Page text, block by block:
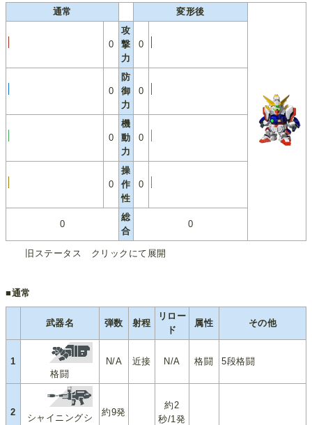
通常 変形後
0
攻
撃
力
0
0
防
御
力
0
0
機
動
力
0
0
操
作
性
0
0
総
合
0
旧ステータス クリックにて展開
■通常
武器名 弾数 射程
リロー
ド
属性 その他
1
格闘
N/A 近接 N/A 格闘 5段格闘
2
シャイニングシ
約9発
約2
秒/1発